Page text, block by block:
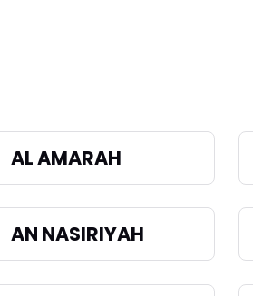
AL AMARAH
AN NASIRIYAH